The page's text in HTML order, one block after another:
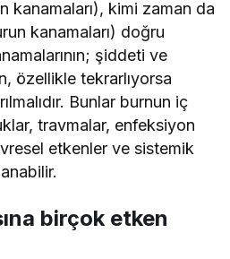
kanamaları), kimi zaman da
kanamaları) doğru
şiddeti ve
özellikle tekrarlıyorsa
Bunlar burnun iç
travmalar, enfeksiyon
etkenler ve sistemik
birçok etken